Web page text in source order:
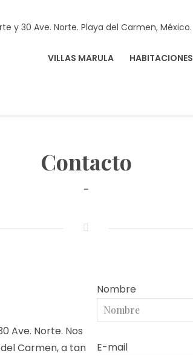
y 30 Ave. Norte. Playa del Carmen, México.
PLAYA
VILLAS MARULA HABITACIONES
Contacto
-
Ave. Norte. Nos
Carmen, a tan
Nombre
E-mail